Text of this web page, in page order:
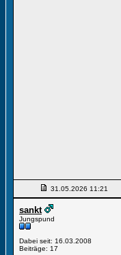
31.05.2026 11:21
sankt
Jungspund
Dabei seit: 16.03.2008
Beiträge: 17